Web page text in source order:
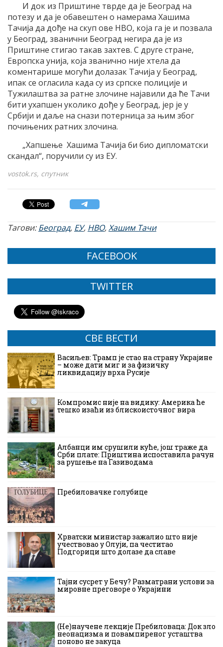
И док из Приштине тврде да је Београд на
потезу и да је обавештен о намерама Хашима
Тачија да дође на скуп ове НВО, која га је и позвала
у Београд, званични Београд негира да је из
Приштине стигао такав захтев. С друге стране,
Европска унија, која званично није хтела да
коментарише могући долазак Тачија у Београд,
ипак се огласила када су из српске полиције и
Тужилаштва за ратне злочине најавили да ће Тачи
бити ухапшен уколико дође у Београд, јер је у
Србији и даље на снази потерница за њим због
почињених ратних злочина.
„Хапшење Хашима Тачија би био дипломатски
скандал“, поручили су из ЕУ.
vostok.rs, спутник
Тагови:Београд, ЕУ, НВО,Хашим Тачи
FACEBOOK
TWITTER
СВЕ ВЕСТИ
Васиљев: Трамп је стао на страну Украјине
– може дати миг и за физичку
ликвидацију врха Русије
Компромис није на видику: Америка ће
тешко изаћи из блискоисточног вира
Албанци им срушили куће, још траже да
Срби плате: Приштина испоставила рачун
за рушење на Газиводама
Пребиловачке голубице
Хрватски министар зажалио што није
учествовао у Олуји, па честитао
Подгорици што долазе да славе
Тајни сусрет у Бечу? Разматрани услови за
мировне преговоре о Украјини
(Не)научене лекције Пребиловаца: Док зло
неонацизма и повампиреног усташтва
поново не закуца